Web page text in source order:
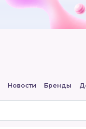
Новости Бренды